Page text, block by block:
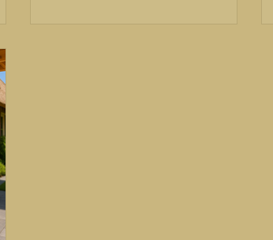
cm
x 13 cm
auf dem Foto ist mit einem Old Brown wash
in verschiedenen Dimensionen liefern. Ist das
andere Wünsche oder Ideen haben, zögern Sie bitte
die Optionen besprechen.
IN DEN NIEDERLANDEN, IN BELGIEN UND IN